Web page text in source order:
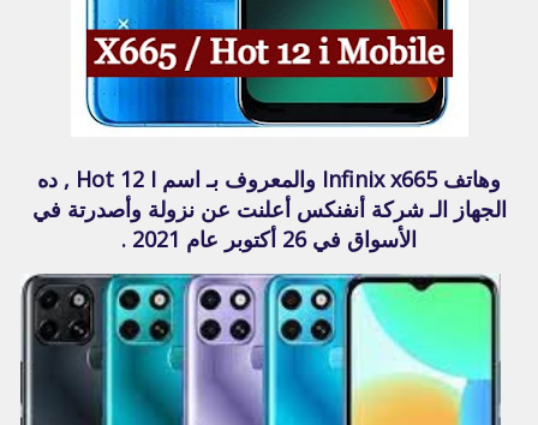
وهاتف Infinix x665 والمعروف بـ اسم Hot 12 I , ده
الجهاز الـ شركة أنفنكس أعلنت عن نزولة وأصدرتة في
الأسواق في 26 أكتوبر عام 2021 .